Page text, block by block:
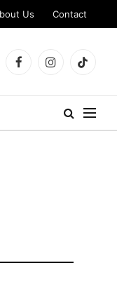
Us Contact
FacebookInstagramTikTok